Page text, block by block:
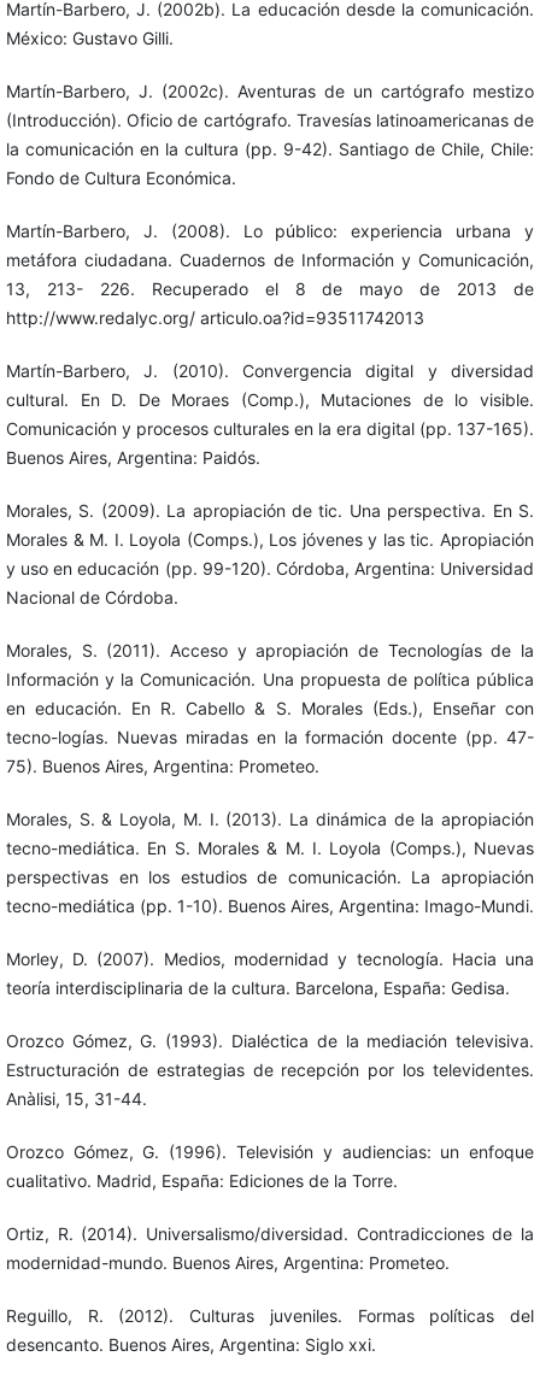
Martín-Barbero, J. (2002b). La educación desde la comunicación.
México: Gustavo Gilli.
Martín-Barbero, J. (2002c). Aventuras de un cartógrafo mestizo
(Introducción). Oficio de cartógrafo. Travesías latinoamericanas de
la comunicación en la cultura (pp. 9-42). Santiago de Chile, Chile:
Fondo de Cultura Económica.
Martín-Barbero, J. (2008). Lo público: experiencia urbana y
metáfora ciudadana. Cuadernos de Información y Comunicación,
13, 213- 226. Recuperado el 8 de mayo de 2013 de
http://www.redalyc.org/ articulo.oa?id=93511742013
Martín-Barbero, J. (2010). Convergencia digital y diversidad
cultural. En D. De Moraes (Comp.), Mutaciones de lo visible.
Comunicación y procesos culturales en la era digital (pp. 137-165).
Buenos Aires, Argentina: Paidós.
Morales, S. (2009). La apropiación de tic. Una perspectiva. En S.
Morales & M. I. Loyola (Comps.), Los jóvenes y las tic. Apropiación
y uso en educación (pp. 99-120). Córdoba, Argentina: Universidad
Nacional de Córdoba.
Morales, S. (2011). Acceso y apropiación de Tecnologías de la
Información y la Comunicación. Una propuesta de política pública
en educación. En R. Cabello & S. Morales (Eds.), Enseñar con
tecno-logías. Nuevas miradas en la formación docente (pp. 47-
75). Buenos Aires, Argentina: Prometeo.
Morales, S. & Loyola, M. I. (2013). La dinámica de la apropiación
tecno-mediática. En S. Morales & M. I. Loyola (Comps.), Nuevas
perspectivas en los estudios de comunicación. La apropiación
tecno-mediática (pp. 1-10). Buenos Aires, Argentina: Imago-Mundi.
Morley, D. (2007). Medios, modernidad y tecnología. Hacia una
teoría interdisciplinaria de la cultura. Barcelona, España: Gedisa.
Orozco Gómez, G. (1993). Dialéctica de la mediación televisiva.
Estructuración de estrategias de recepción por los televidentes.
Anàlisi, 15, 31-44.
Orozco Gómez, G. (1996). Televisión y audiencias: un enfoque
cualitativo. Madrid, España: Ediciones de la Torre.
Ortiz, R. (2014). Universalismo/diversidad. Contradicciones de la
modernidad-mundo. Buenos Aires, Argentina: Prometeo.
Reguillo, R. (2012). Culturas juveniles. Formas políticas del
desencanto. Buenos Aires, Argentina: Siglo xxi.